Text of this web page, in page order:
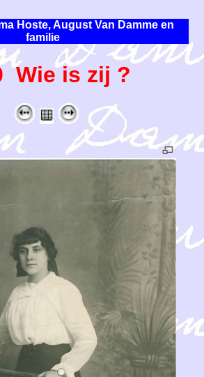
Hoste, August Van Damme en
familie
Wie is zij ?